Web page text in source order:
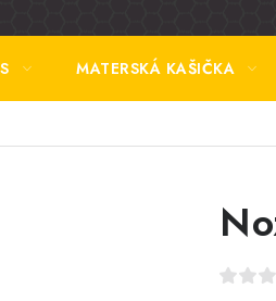
MATERSKÁ KAŠIČKA